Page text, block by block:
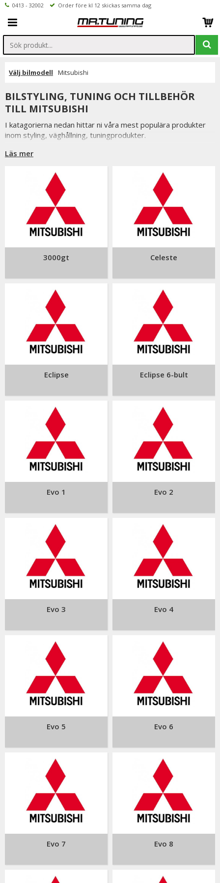
0413 - 32002 Order före kl 12 skickas samma dag
Välj bilmodell Mitsubishi
BILSTYLING, TUNING OCH TILLBEHÖR
TILL MITSUBISHI
I katagorierna nedan hittar ni våra mest populära produkter
inom styling, väghållning, tuningprodukter.
Är det något som du funderar över eller inte hittar i vårt
Läs mer
3000gt Celeste
Eclipse Eclipse 6-bult
Evo 1 Evo 2
Evo 3 Evo 4
Evo 5 Evo 6
Evo 7 Evo 8